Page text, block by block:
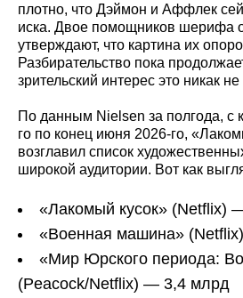
плотно, что Дэймон и Аффлек
иска. Двое помощников шерифа
утверждают, что картина их
Разбирательство пока
зрительский интерес это никак
По данным Nielsen за полгода, с
го по конец июня 2026-го,
возглавил список
широкой аудитории. Вот как
«Лакомый кусок» (Netflix)
«Военная машина»
«Мир Юрского периода:
(Peacock/Netflix) — 3,4 млрд